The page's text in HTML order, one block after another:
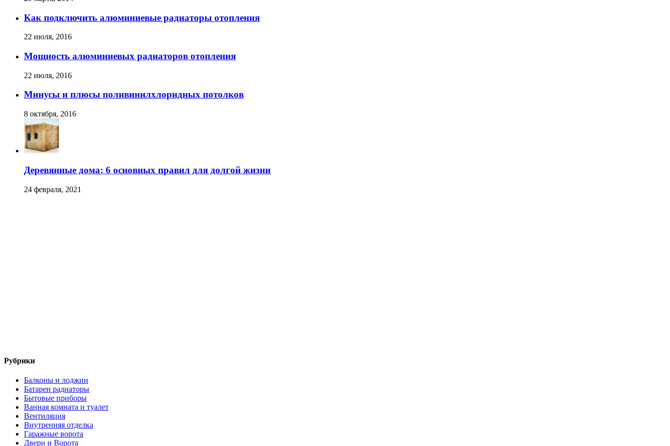
Как подключить алюминиевые радиаторы отопления
22 июля, 2016
Мощность алюминиевых радиаторов отопления
22 июля, 2016
Минусы и плюсы поливинилхлоридных потолков
8 октября, 2016
Деревянные дома: 6 основных правил для долгой жизни
24 февраля, 2021
Рубрики
Балконы и лоджии
Батареи радиаторы‎
Бытовые приборы
Ванная комната и туалет
Вентиляция
Внутренняя отделка
Гаражные ворота
Двери и Ворота